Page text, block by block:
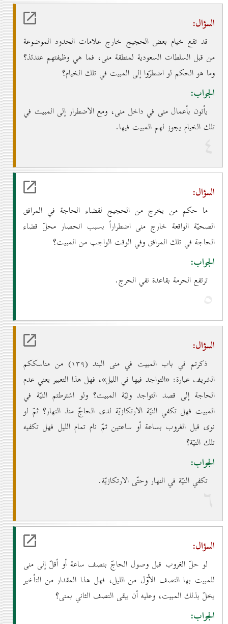
السؤال:
قد تقع خيام بعض الحجيج خارج علامات الحدود الموضوعة
من قبل السلطات السعودية لمنطقة منى، فما هي وظيفتهم عندئذ؟
وما هو الحكم لو اضطرّوا إلى المبيت في تلك الخيام؟
الجواب:
يأتون بأعمال منى في داخل منى، ومع الاضطرار إلى المبيت في
تلك الخيام يجوز لهم المبيت فيها.
٤
السؤال:
ما حكم من يخرج من الحجيج لقضاء الحاجة في المرافق
الصحيّة الواقعة خارج منى اضطراراً بسبب انحصار محلّ قضاء
الحاجة في تلك المرافق وفي الوقت الواجب من المبيت؟
الجواب:
ترتفع الحرمة بقاعدة نفي الحرج.
٥
السؤال:
ذكرتم في باب المبيت في منى البند (۱۳۹) من مناسككم
الشريف عبارة: «التواجد فيها في الليل»، فهل هذا التعبير يعني عدم
الحاجة إلى قصد التواجد ونيّة المبيت؟ ولو اشترطتم النيّة في
المبيت فهل تكفي النيّة الارتكازيّة لدى الحاجّ منذ النهار؟ ثمّ لو
نوى قبل الغروب بساعة أو ساعتين ثمّ نام تمام الليل فهل تكفيه
تلك النيّة؟
الجواب:
تكفي النيّة في النهار وحتّى الارتكازيّة.
٦
السؤال:
لو حلّ الغروب قبل وصول الحاجّ بنصف ساعة أو أقلّ إلى منى
للمبيت بها النصف الأوّل من الليل، فهل هذا المقدار من التأخير
يخلّ بذلك المبيت، وعليه أن يبقى النصف الثاني بمنى؟
الجواب: